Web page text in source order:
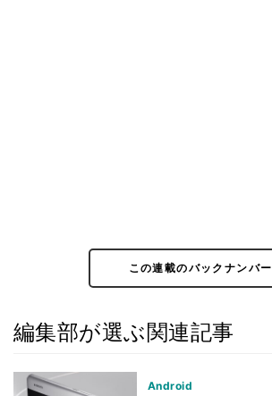
この連載のバックナンバー
編集部が選ぶ関連記事
Android